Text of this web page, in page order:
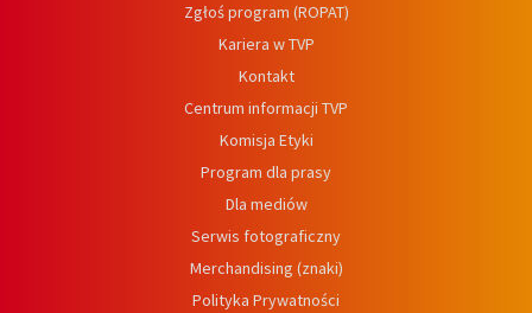
Zgłoś program (ROPAT)
Kariera w TVP
Kontakt
Centrum informacji TVP
Komisja Etyki
Program dla prasy
Dla mediów
Serwis fotograficzny
Merchandising (znaki)
Polityka Prywatności